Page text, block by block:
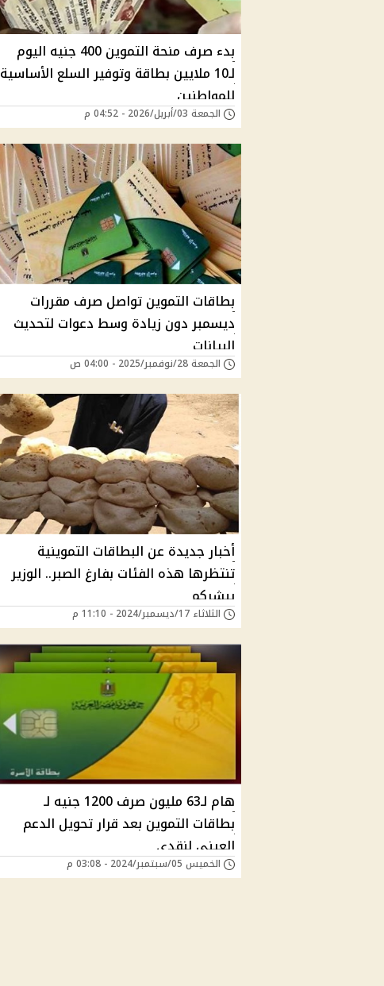
بدء صرف منحة التموين 400 جنيه اليوم
لـ10 ملايين بطاقة وتوفير السلع الأساسية
للمواطنين
الجمعة 03/أبريل/2026 - 04:52 م
بطاقات التموين تواصل صرف مقررات
ديسمبر دون زيادة وسط دعوات لتحديث
البيانات
الجمعة 28/نوفمبر/2025 - 04:00 ص
أخبار جديدة عن البطاقات التموينية
تنتظرها هذه الفئات بفارغ الصبر.. الوزير
يبشركم
الثلاثاء 17/ديسمبر/2024 - 11:10 م
هام لـ63 مليون صرف 1200 جنيه لـ
بطاقات التموين بعد قرار تحويل الدعم
العيني لنقدي
الخميس 05/سبتمبر/2024 - 03:08 م